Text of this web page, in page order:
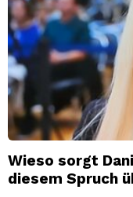
Wieso sorgt
diesem Spruch